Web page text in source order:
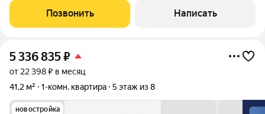
новая колонка. В шаговой доступности вся необходимая
инфраструктура: - Детский сад;
Позвонить Написать
5 336 835₽
от 22 398 ₽ в месяц
41,2 м²
1-комн. квартира 5 этаж из 8
новостройка